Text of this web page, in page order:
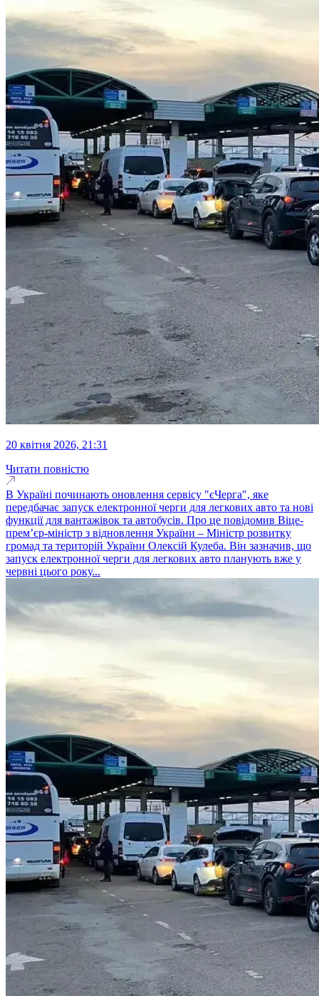
20 квітня 2026, 21:31
Читати повністю
В Україні починають оновлення сервісу "єЧерга", яке
передбачає запуск електронної черги для легкових авто та нові
функції для вантажівок та автобусів. Про це повідомив Віце-
прем’єр-міністр з відновлення України – Міністр розвитку
громад та територій України Олексій Кулеба. Він зазначив, що
запуск електронної черги для легкових авто планують вже у
червні цього року...